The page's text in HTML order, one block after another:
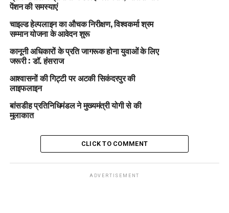
पेंशन की समस्याएं
चाइल्ड हेल्पलाइन का औचक निरीक्षण, विश्वकर्मा श्रम
सम्मान योजना के आवेदन शुरू
कानूनी अधिकारों के प्रति जागरूक होना युवाओं के लिए
जरूरी : डॉ. हंसराज
आश्वासनों की गिट्टी पर अटकी सिकंदरपुर की
लाइफलाइन
बांसडीह प्रतिनिधिमंडल ने मुख्यमंत्री योगी से की
मुलाकात
CLICK TO COMMENT
ADVERTISEMENT